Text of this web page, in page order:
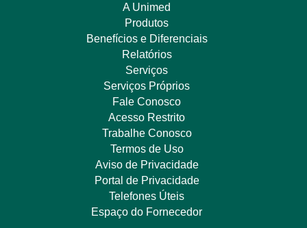
A Unimed
Produtos
Benefícios e Diferenciais
Relatórios
Serviços
Serviços Próprios
Fale Conosco
Acesso Restrito
Trabalhe Conosco
Termos de Uso
Aviso de Privacidade
Portal de Privacidade
Telefones Úteis
Espaço do Fornecedor